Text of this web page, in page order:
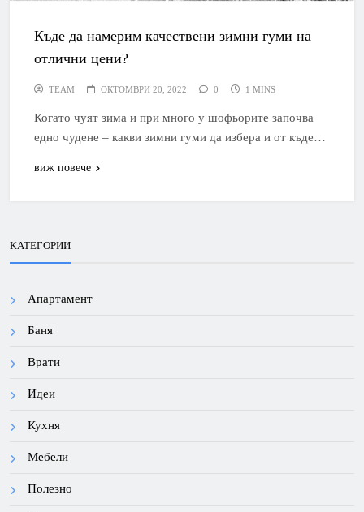
Къде да намерим качествени зимни гуми на
отлични цени?
TEAM ОКТОМВРИ 20, 2022 0 1 MINS
Когато чуят зима и при много у шофьорите започва
едно чудене – какви зимни гуми да избера и от къде…
виж повече
КАТЕГОРИИ
Апартамент
Баня
Врати
Идеи
Кухня
Мебели
Полезно